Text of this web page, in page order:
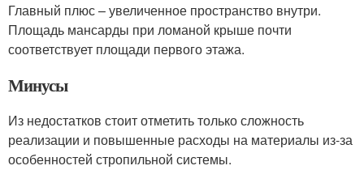
Главный плюс – увеличенное пространство внутри.
Площадь мансарды при ломаной крыше почти
соответствует площади первого этажа.
Минусы
Из недостатков стоит отметить только сложность
реализации и повышенные расходы на материалы из-за
особенностей стропильной системы.